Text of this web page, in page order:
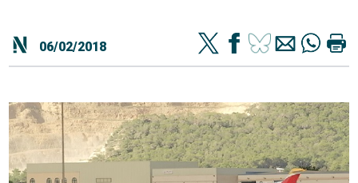
06/02/2018